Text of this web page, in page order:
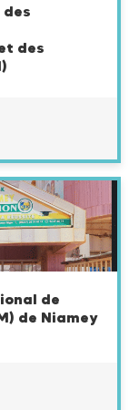
des
des
de
de Niamey